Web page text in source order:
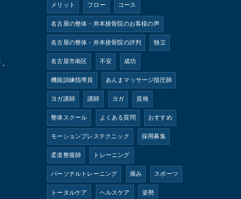
メリット フロー コース
名古屋の整体・井本接骨院のお客様の声
名古屋の整体・井本接骨院の評判 独立
名古屋市南区 不安 成功
機能訓練指導員 あんまマッサージ指圧師
ヨガ講師 講師 ヨガ 資格
整体スクール よくある質問 おすすめ
モーションプレステクニック 採用募集
柔道整復師 トレーニング
パーソナルトレーニング 痛み スポーツ
トータルケア ヘルスケア 姿勢